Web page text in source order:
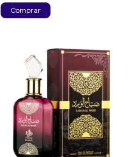
Comprar